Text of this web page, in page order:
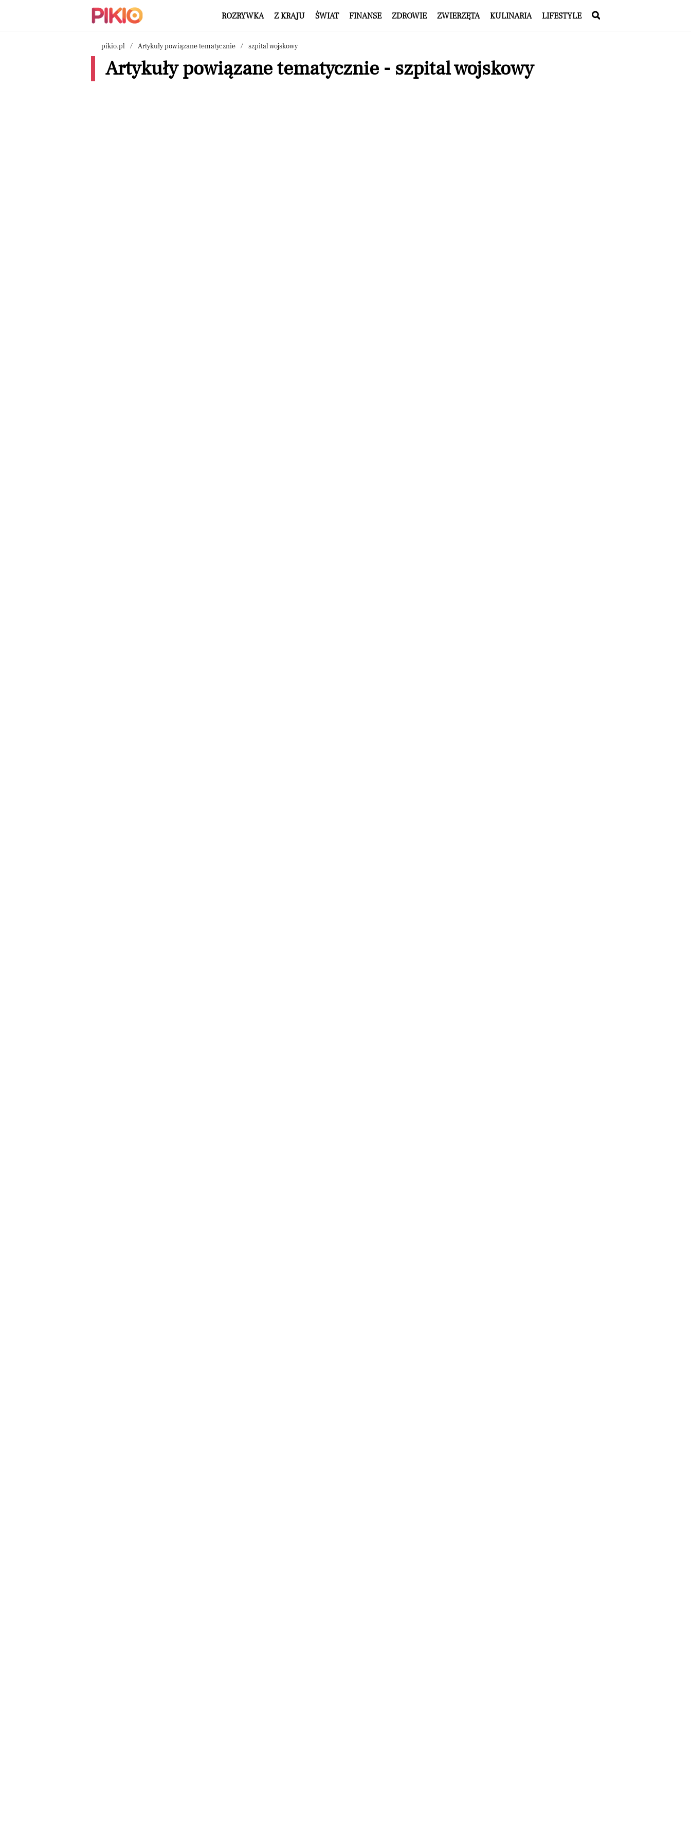
ROZRYWKA Z KRAJU ŚWIAT FINANSE ZDROWIE ZWIERZĘTA KULINARIA LIFESTYLE
pikio.pl Artykuły powiązane tematycznie szpital wojskowy
Artykuły powiązane tematycznie - szpital wojskowy